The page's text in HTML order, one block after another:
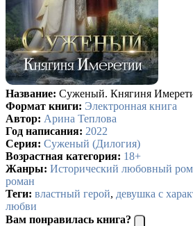
Название: Суженый. Княгиня
Формат книги: Электронная книга
Автор: Арина Теплова
Год написания: 2022
Серия: Суженый (Дилогия)
Возрастная категория: 18+
Жанры: Исторический любовный
роман
Теги: властный герой, девушка с
любви
Вам понравилась книга?